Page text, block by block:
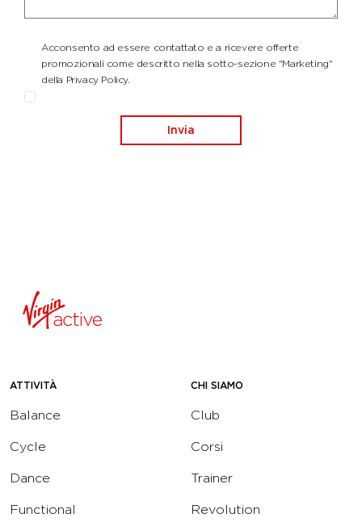
Acconsento ad essere contattato e a ricevere offerte
promozionali come descritto nella sotto-sezione "Marketing"
della Privacy Policy.
Invia
ATTIVITÀ
Balance
Cycle
Dance
Functional
CHI SIAMO
Club
Corsi
Trainer
Revolution